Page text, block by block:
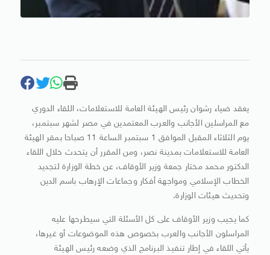
يعقد ضياء رشوان رئيس الهيئة العامة للاستعلامات، اللقاء الدوري
مع المراسلين الأجانب والعرب المعتمدين في مصر لشهر سبتمبر،
يوم الثلاثاء المقبل الموافق 1 سبتمبر الساعة 11 صباحا بمقر الهيئة
العامة للاستعلامات بمدينة نصر، ومن المقرر أن يتحدث خلال اللقاء
الدكتور محمد مختار جمعة وزير الأوقاف، عن خطة الوزارة لتجديد
الخطاب الإسلامي ومواجهة أفكار وجماعات الاٍرهاب باسم الدين
وتحديث هيئات الوزارة.
كما يجيب وزير الأوقاف على كل الأسئلة التي سيطرحها عليه
المراسلون الأجانب والعرب بخصوص هذه الموضوعات أو غيرها،
يأتي اللقاء في إطار تنفيذ البرنامج الذي وضعه رئيس الهيئة